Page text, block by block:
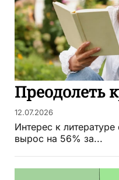
Преодолеть
12.07.2026
Интерес к
вырос на 56% за...